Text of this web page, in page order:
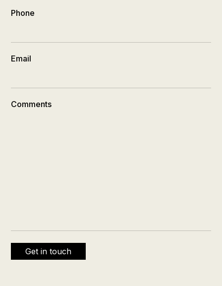
Phone
Email
Comments